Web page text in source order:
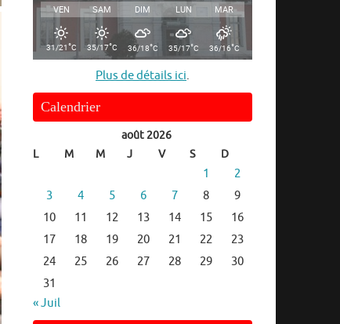
VEN SAM DIM LUN MAR
31/21°C 35/17°C 36/18°C 35/17°C 36/16°C
Plus de détails ici.
Calendrier
août 2026
L
M M J V S D
1
2
3
4 5 6 7 8
9
10
11 12 13 14 15
16
17
18 19 20 21 22
23
24
25 26 27 28 29
30
31
« Juil